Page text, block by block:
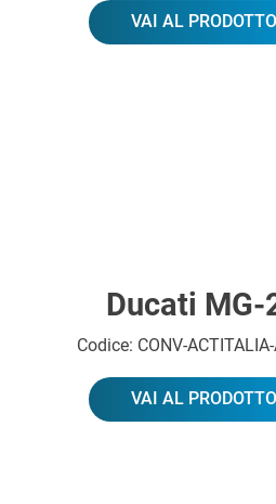
VAI AL PRODOTTO
Ducati MG-
Codice: CONV-
VAI AL PRODOTTO